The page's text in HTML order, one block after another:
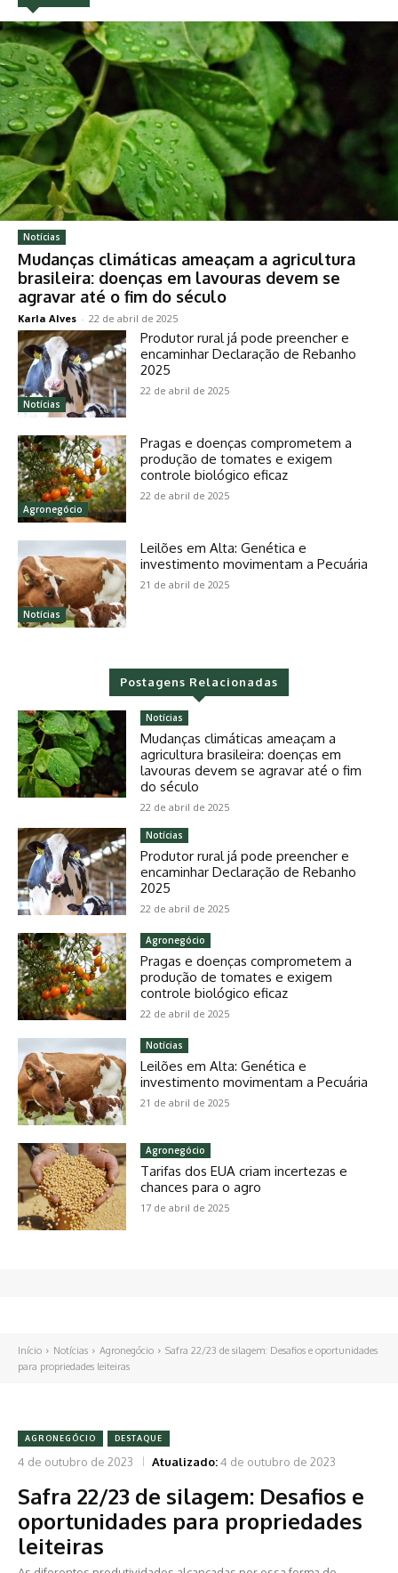
Notícias
Mudanças climáticas ameaçam a agricultura
brasileira: doenças em lavouras devem se
agravar até o fim do século
Karla Alves - 22 de abril de 2025
Notícias
Produtor rural já pode preencher e
encaminhar Declaração de Rebanho
2025
22 de abril de 2025
Agronegócio
Pragas e doenças comprometem a
produção de tomates e exigem
controle biológico eficaz
22 de abril de 2025
Notícias
Leilões em Alta: Genética e
investimento movimentam a Pecuária
21 de abril de 2025
Postagens Relacionadas
Notícias
Mudanças climáticas ameaçam a
agricultura brasileira: doenças em
lavouras devem se agravar até o fim
do século
22 de abril de 2025
Notícias
Produtor rural já pode preencher e
encaminhar Declaração de Rebanho
2025
22 de abril de 2025
Agronegócio
Pragas e doenças comprometem a
produção de tomates e exigem
controle biológico eficaz
22 de abril de 2025
Notícias
Leilões em Alta: Genética e
investimento movimentam a Pecuária
21 de abril de 2025
Agronegócio
Tarifas dos EUA criam incertezas e
chances para o agro
17 de abril de 2025